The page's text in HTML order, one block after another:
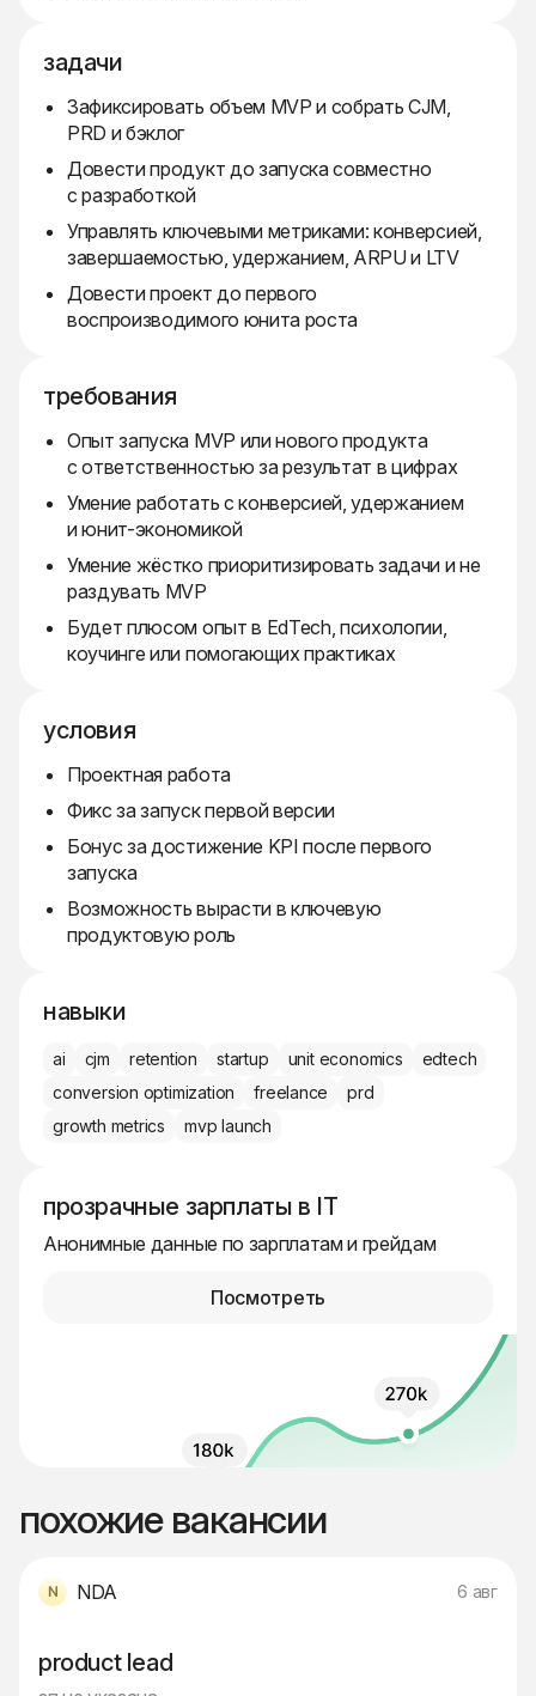
задачи
Зафиксировать объем MVP и собрать CJM,
PRD и бэклог
Довести продукт до запуска совместно
с разработкой
Управлять ключевыми метриками: конверсией,
завершаемостью, удержанием, ARPU и LTV
Довести проект до первого
воспроизводимого юнита роста
требования
Опыт запуска MVP или нового продукта
с ответственностью за результат в цифрах
Умение работать с конверсией, удержанием
и юнит-экономикой
Умение жёстко приоритизировать задачи и не
раздувать MVP
Будет плюсом опыт в EdTech, психологии,
коучинге или помогающих практиках
условия
Проектная работа
Фикс за запуск первой версии
Бонус за достижение KPI после первого
запуска
Возможность вырасти в ключевую
продуктовую роль
навыки
ai cjm retention startup unit economics
edtech
conversion optimization
freelance
prd
growth metrics
mvp launch
прозрачные зарплаты в IT
Анонимные данные по зарплатам и грейдам
Посмотреть
похожие вакансии
NDA 6 авг
product lead